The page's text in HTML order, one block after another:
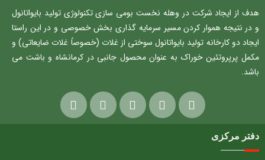
هدف از ایجاد شرکت در وهله نخست بومی سازی تکنولوژی تولید بایواتانول
و در نتیجه هموار کردن مسیر سرمایه گذاری بخش خصوصی و در این راستا
ایجاد دو کارخانه تولید بایواتانول سوختی از غلات (خصوصاً غلات ضایعاتی) و
مکمل پرپروتئین خوراک به عنوان محصول جانبی در کرمانشاه و باشت می
باشد.
دفتر مرکزی